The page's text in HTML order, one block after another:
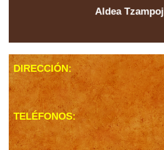
Aldea Tzampoj
DIRECCIÓN:
TELÉFONOS: